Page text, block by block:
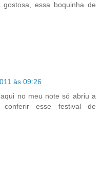
essa boquinha de
às 09:26
no meu note só abriu a
esse festival de